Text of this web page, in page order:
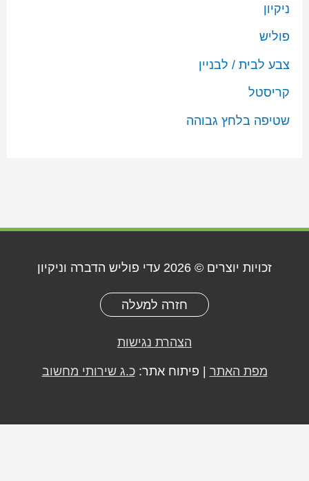
ניקיון
פוליש
צבע לבית / לבניין
קריסטל
שטיפה בלחץ גבוהה
זכויות יוצרים © 2026 עדי פוליש הדברה וניקיון
חזרה למעלה
הצהרת נגישות
מפת האתר | פיתוח אתר:כ.ג שירותי מחשוב